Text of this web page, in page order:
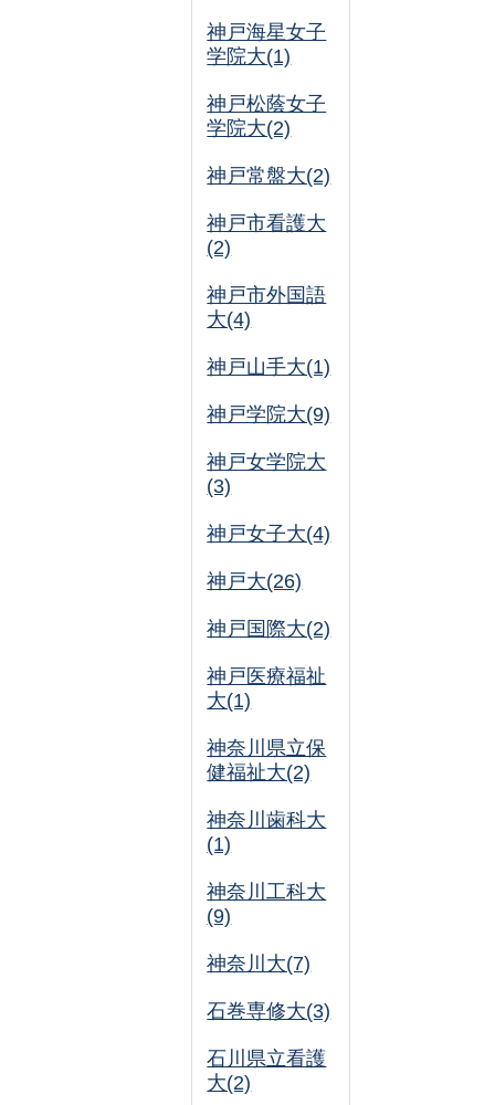
神戸海星女子
学院大(1)
神戸松蔭女子
学院大(2)
神戸常盤大(2)
神戸市看護大
(2)
神戸市外国語
大(4)
神戸山手大(1)
神戸学院大(9)
神戸女学院大
(3)
神戸女子大(4)
神戸大(26)
神戸国際大(2)
神戸医療福祉
大(1)
神奈川県立保
健福祉大(2)
神奈川歯科大
(1)
神奈川工科大
(9)
神奈川大(7)
石巻専修大(3)
石川県立看護
大(2)